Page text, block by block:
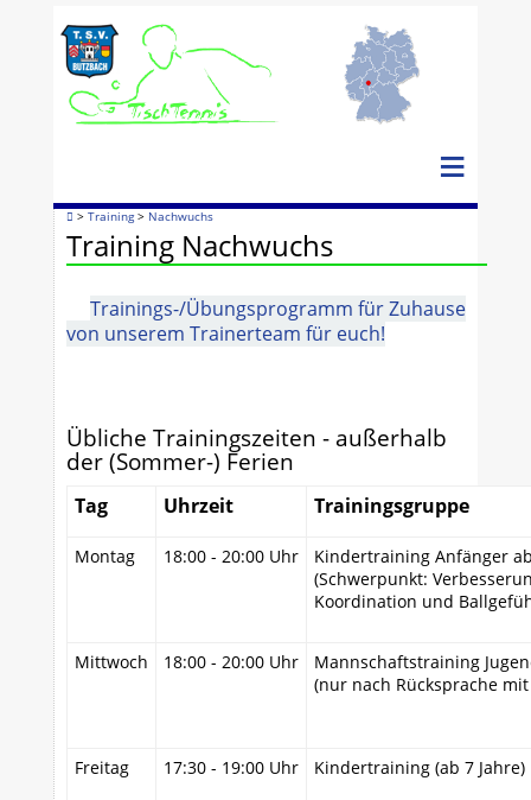
≡
> Training> Nachwuchs
Training Nachwuchs
Trainings-/Übungsprogramm für Zuhause
von unserem Trainerteam für euch!
Übliche Trainingszeiten - außerhalb
der (Sommer-) Ferien
Tag Uhrzeit Trainingsgruppe
Montag 18:00 - 20:00 Uhr
Kindertraining Anfänger
(Schwerpunkt:
Koordination und
Mittwoch 18:00 - 20:00 Uhr
Mannschaftstraining
(nur nach Rücksprache
Freitag 17:30 - 19:00 Uhr Kindertraining (ab 7 Jahre)